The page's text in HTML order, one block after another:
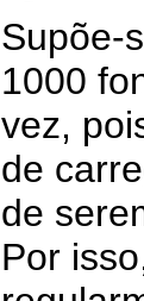
Supõe-
1000
vez,
de
de
Por